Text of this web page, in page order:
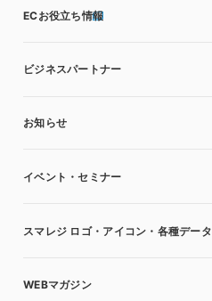
ECお役立ち情報
ビジネスパートナー
お知らせ
イベント・セミナー
スマレジ ロゴ・アイコン・各種データ
WEBマガジン